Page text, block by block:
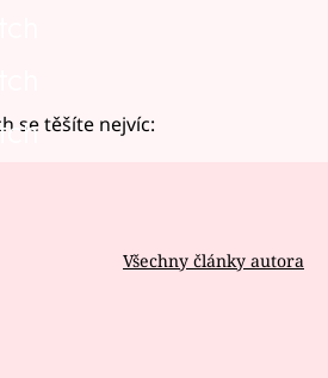
se těšíte nejvíc:
Všechny články autora